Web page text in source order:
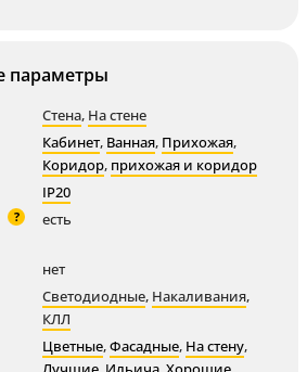
параметры
Стена, На стене
Кабинет, Ванная, Прихожая,
Коридор, прихожая и коридор
IP20
? есть
нет
Светодиодные, Накаливания,
КЛЛ
Цветные,Фасадные, На стену,